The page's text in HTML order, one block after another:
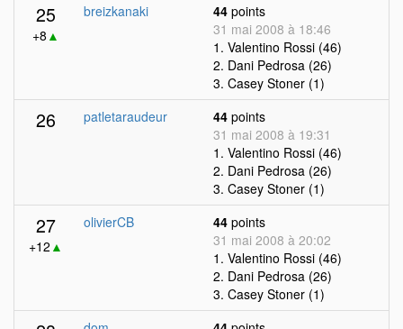
25
+8 ▲
breizkanaki 44 points
31 mai 2008 à 18:46
1. Valentino Rossi (46)
2. Dani Pedrosa (26)
3. Casey Stoner (1)
26 patletaraudeur 44 points
31 mai 2008 à 19:31
1. Valentino Rossi (46)
2. Dani Pedrosa (26)
3. Casey Stoner (1)
27
+12 ▲
olivierCB 44 points
31 mai 2008 à 20:02
1. Valentino Rossi (46)
2. Dani Pedrosa (26)
3. Casey Stoner (1)